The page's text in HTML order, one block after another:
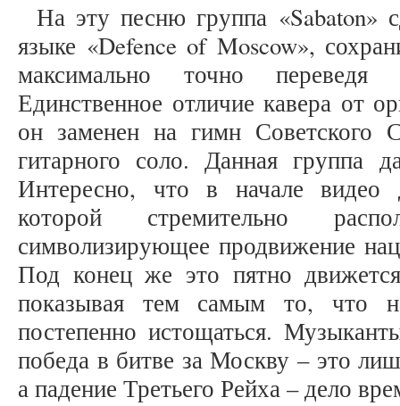
На эту песню группа «Sabaton»
языке «Defence of Moscow»,
максимально точно переведя
Единственное отличие кавера от
он заменен на гимн Советского
гитарного соло. Данная группа
Интересно, что в начале видео
которой стремительно
символизирующее продвижение
Под конец же это пятно
показывая тем самым то, что
постепенно истощаться.
победа в битве за Москву – это
а падение Третьего Рейха – дело